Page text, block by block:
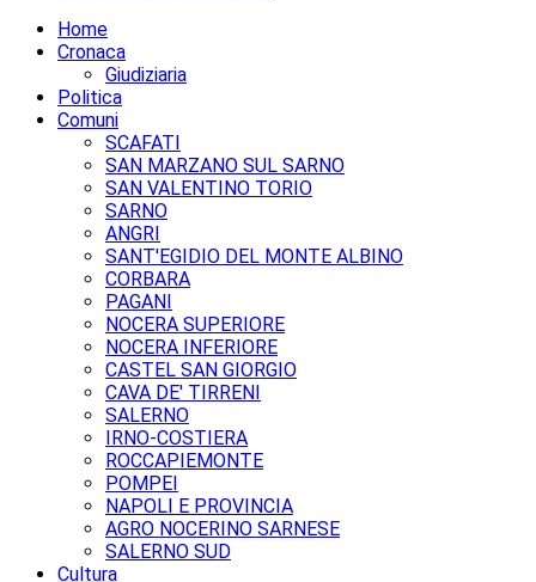
Home
Cronaca
Giudiziaria
Politica
Comuni
SCAFATI
SAN MARZANO SUL SARNO
SAN VALENTINO TORIO
SARNO
ANGRI
SANT'EGIDIO DEL MONTE ALBINO
CORBARA
PAGANI
NOCERA SUPERIORE
NOCERA INFERIORE
CASTEL SAN GIORGIO
CAVA DE' TIRRENI
SALERNO
IRNO-COSTIERA
ROCCAPIEMONTE
POMPEI
NAPOLI E PROVINCIA
AGRO NOCERINO SARNESE
SALERNO SUD
Cultura